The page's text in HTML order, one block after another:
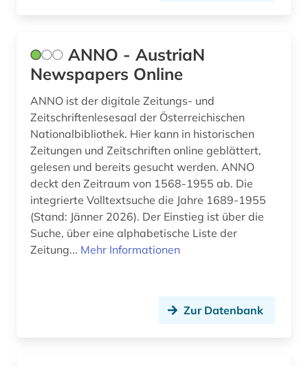
geschichte 1685-1896 (1)
geschichte 1690-1783 (1)
geschichte 1765-1900 (1)
geschichte 1790-1920 (1)
geschichte 1850-1920 (1)
geschichte 1900- (1)
geschichte 1914-1918 (1)
geschichte 1933-1945 (1)
geschichte <1475-1700> (1)
ANNO - AustriaN
Newspapers Online
ANNO ist der digitale Zeitungs- und
Zeitschriftenlesesaal der Österreichischen
Nationalbibliothek. Hier kann in historischen
Zeitungen und Zeitschriften online geblättert,
gelesen und bereits gesucht werden. ANNO
deckt den Zeitraum von 1568-1955 ab. Die
integrierte Volltextsuche die Jahre 1689-1955
(Stand: Jänner 2026). Der Einstieg ist über die
Suche, über eine alphabetische Liste der
Zeitung... Mehr Informationen
Zur Datenbank